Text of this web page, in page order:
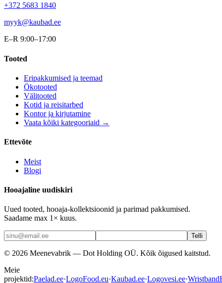
+372 5683 1840
myyk@kaubad.ee
E–R 9:00–17:00
Tooted
Eripakkumised ja teemad
Ökotooted
Välitooted
Kotid ja reisitarbed
Kontor ja kirjutamine
Vaata kõiki kategooriaid →
Ettevõte
Meist
Blogi
Hooajaline uudiskiri
Uued tooted, hooaja-kollektsioonid ja parimad pakkumised.
Saadame max 1× kuus.
Telli
© 2026 Meenevabrik — Dot Holding OÜ. Kõik õigused kaitstud.
Meie
projektid:Paelad.ee·LogoFood.eu·Kaubad.ee·Logovesi.ee·